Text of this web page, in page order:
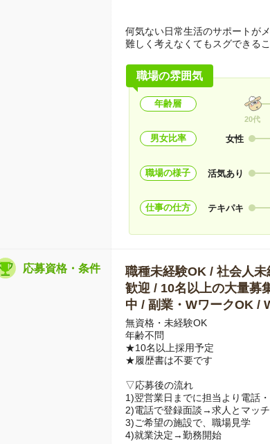
何気ない日常生活のサポートがメ
難しく考えなくてもスグできる
職場の雰囲気
年齢層
20代
男女比率 女性
職場の様子 活気あり
仕事の仕方 テキパキ
応募資格・条件
職種未経験OK / 社会人
歓迎 / 10名以上の大量募
中 / 副業・WワークOK /
無資格・未経験OK
年齢不問
★10名以上採用予定
★履歴書は不要です
▽応募後の流れ
1)翌営業日までに担当より電話
2)電話で登録面談→求人とマッ
3)ご希望の施設で、職場見学
4)就業決定→勤務開始